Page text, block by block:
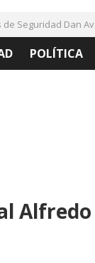
Seguridad Dan
POLÍTICA
Alfredo